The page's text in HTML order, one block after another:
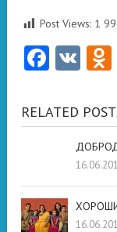
Post Views: 1
VK
RELATED